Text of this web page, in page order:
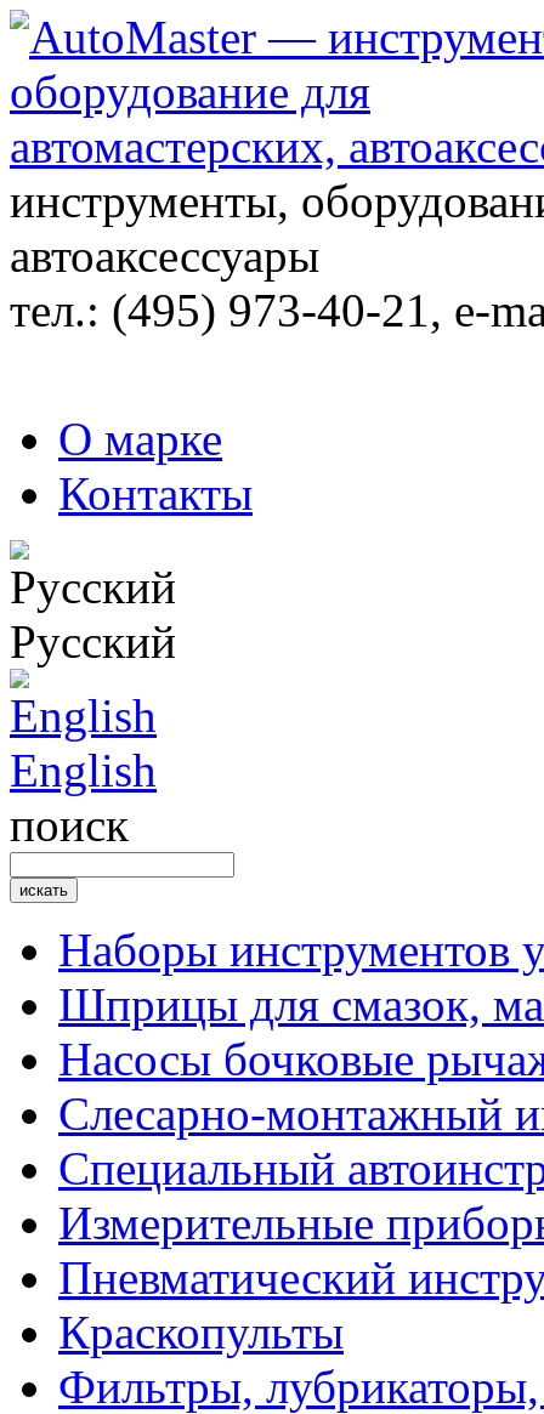
инструменты,
автоаксессуары
тел.: (495) 973-40-21, e-
О марке
Контакты
Русский
English
поиск
Наборы инструментов
Шприцы для смазок,
Насосы бочковые
Слесарно-монтажный
Специальный
Измерительные
Пневматический
Краскопульты
Фильтры,